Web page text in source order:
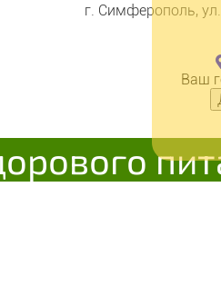
г. Симферополь,
Ваш